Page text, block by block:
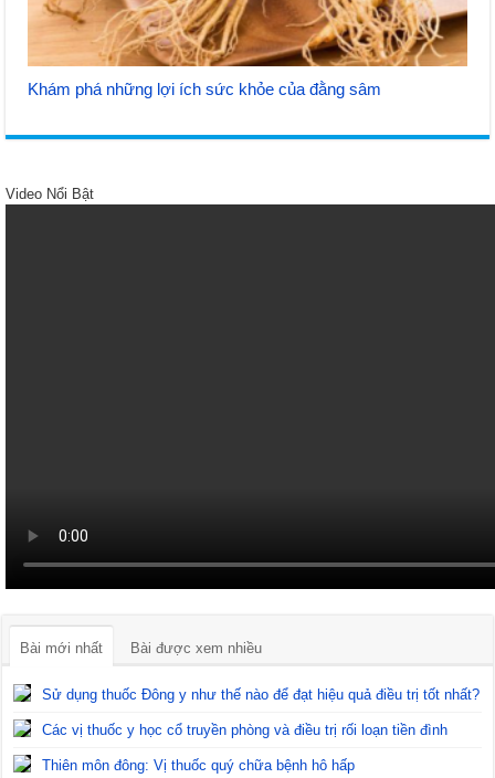
Khám phá những lợi ích sức khỏe của đằng sâm
Video Nổi Bật
Bài mới nhất Bài được xem nhiều
Sử dụng thuốc Đông y như thế nào để đạt hiệu quả điều trị tốt nhất?
Các vị thuốc y học cổ truyền phòng và điều trị rối loạn tiền đình
Thiên môn đông: Vị thuốc quý chữa bệnh hô hấp